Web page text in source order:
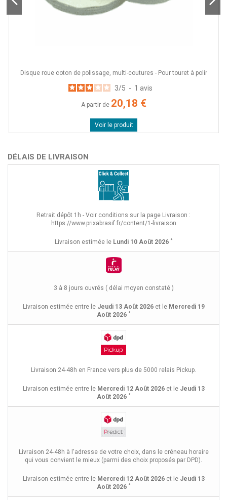
Disque roue coton de polissage, multi-coutures - Pour touret à polir
3/5 - 1 avis
A partir de 20,18 €
Voir le produit
DÉLAIS DE LIVRAISON
Retrait dépôt 1h - Voir conditions sur la page Livraison :
https://www.prixabrasif.fr/content/1-livraison
Livraison estimée le Lundi 10 Août 2026 *
3 à 8 jours ouvrés ( délai moyen constaté )
Livraison estimée entre le Jeudi 13 Août 2026et le Mercredi 19
Août 2026 *
Livraison 24-48h en France vers plus de 5000 relais Pickup.
Livraison estimée entre le Mercredi 12 Août 2026et le Jeudi 13
Août 2026 *
Livraison 24-48h à l'adresse de votre choix, dans le créneau horaire
qui vous convient le mieux (parmi des choix proposés par DPD).
Livraison estimée entre le Mercredi 12 Août 2026et le Jeudi 13
Août 2026 *